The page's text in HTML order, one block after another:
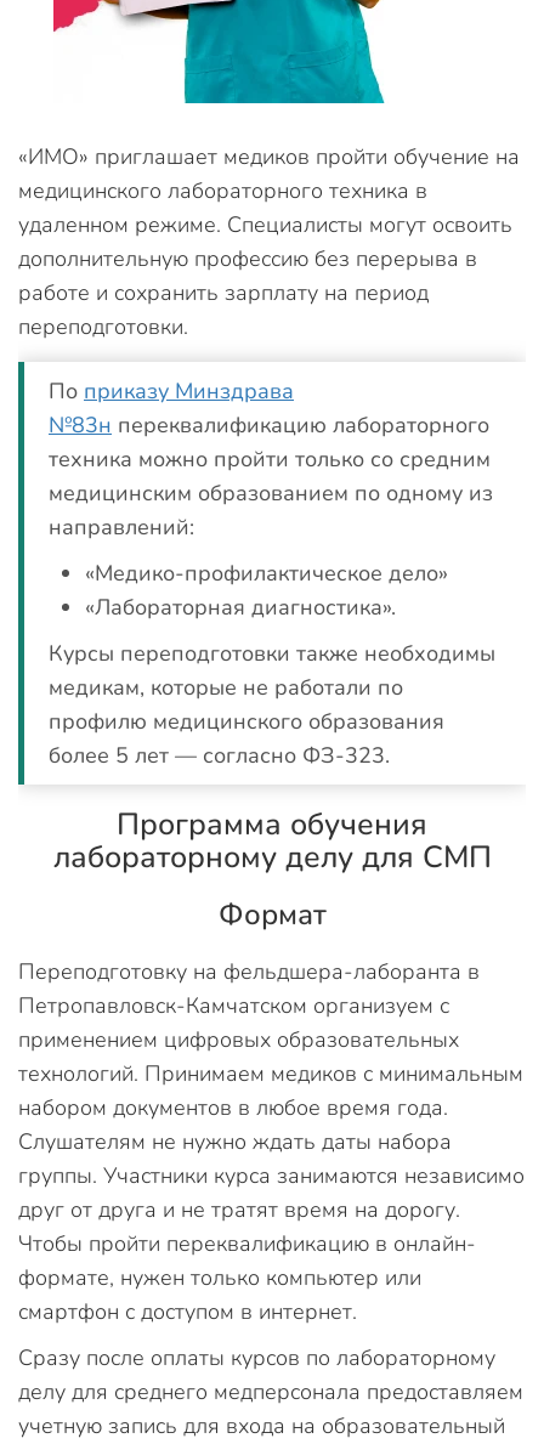
«ИМО» приглашает медиков пройти обучение на
медицинского лабораторного техника в
удаленном режиме. Специалисты могут освоить
дополнительную профессию без перерыва в
работе и сохранить зарплату на период
переподготовки.
По приказу Минздрава
№83н переквалификацию лабораторного
техника можно пройти только со средним
медицинским образованием по одному из
направлений:
«Медико-профилактическое дело»
«Лабораторная диагностика».
Курсы переподготовки также необходимы
медикам, которые не работали по
профилю медицинского образования
более 5 лет — согласно ФЗ-323.
Программа обучения
лабораторному делу для СМП
Формат
Переподготовку на фельдшера-лаборанта в
Петропавловск-Камчатском организуем с
применением цифровых образовательных
технологий. Принимаем медиков с минимальным
набором документов в любое время года.
Слушателям не нужно ждать даты набора
группы. Участники курса занимаются независимо
друг от друга и не тратят время на дорогу.
Чтобы пройти переквалификацию в онлайн-
формате, нужен только компьютер или
смартфон с доступом в интернет.
Сразу после оплаты курсов по лабораторному
делу для среднего медперсонала предоставляем
учетную запись для входа на образовательный